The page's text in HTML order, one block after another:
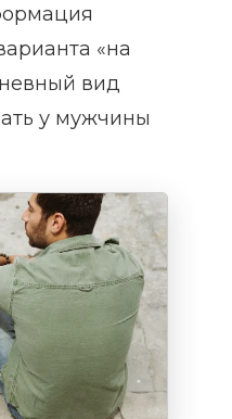
«на
вид
у мужчины